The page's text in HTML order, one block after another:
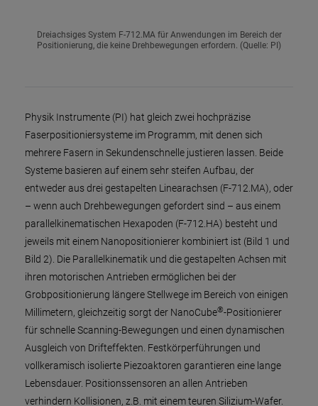
Dreiachsiges System F-712.MA für Anwendungen im Bereich der
Positionierung, die keine Drehbewegungen erfordern. (Quelle: PI)
Physik Instrumente (PI) hat gleich zwei hochpräzise
Faserpositioniersysteme im Programm, mit denen sich
mehrere Fasern in Sekundenschnelle justieren lassen. Beide
Systeme basieren auf einem sehr steifen Aufbau, der
entweder aus drei gestapelten Linearachsen (F-712.MA), oder
– wenn auch Drehbewegungen gefordert sind – aus einem
parallelkinematischen Hexapoden (F-712.HA) besteht und
jeweils mit einem Nanopositionierer kombiniert ist (Bild 1 und
Bild 2). Die Parallelkinematik und die gestapelten Achsen mit
ihren motorischen Antrieben ermöglichen bei der
Grobpositionierung längere Stellwege im Bereich von einigen
Millimetern, gleichzeitig sorgt der NanoCube®-Positionierer
für schnelle Scanning-Bewegungen und einen dynamischen
Ausgleich von Drifteffekten. Festkörperführungen und
vollkeramisch isolierte Piezoaktoren garantieren eine lange
Lebensdauer. Positionssensoren an allen Antrieben
verhindern Kollisionen, z.B. mit einem teuren Silizium-Wafer.